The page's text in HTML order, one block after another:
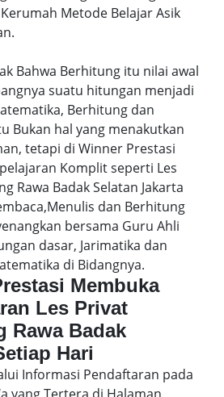
Metode Belajar Asik
Bahwa Berhitung itu nilai awal
suatu hitungan menjadi
Berhitung dan
Bukan hal yang menakutkan
tetapi di Winner Prestasi
Komplit seperti Les
Rawa Badak Selatan Jakarta
dan Berhitung
bersama Guru Ahli
dasar, Jarimatika dan
di Bidangnya.
Membuka
Les Privat
Rawa Badak
Hari
Informasi Pendaftaran pada